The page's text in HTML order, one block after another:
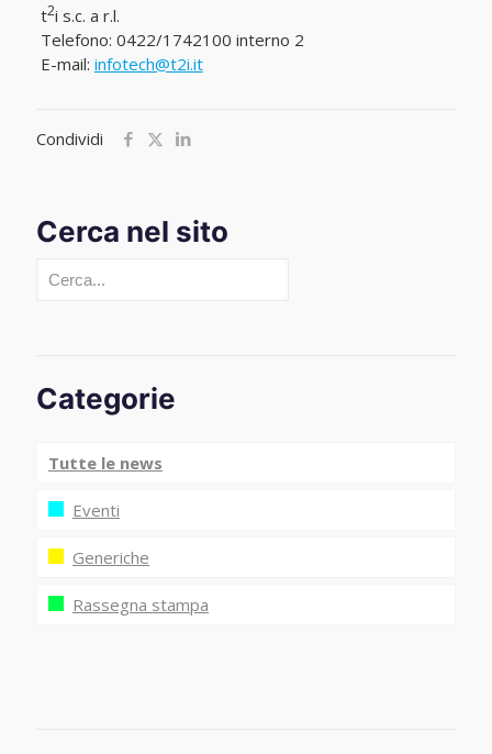
t2i s.c. a r.l.
Telefono: 0422/1742100 interno 2
E-mail: infotech@t2i.it
Condividi
Cerca nel sito
Cerca
Categorie
Tutte le news
Eventi
Generiche
Rassegna stampa